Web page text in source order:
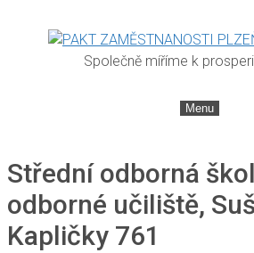
Společně míříme k
Menu
Střední odborná
odborné učiliště,
Kapličky 761